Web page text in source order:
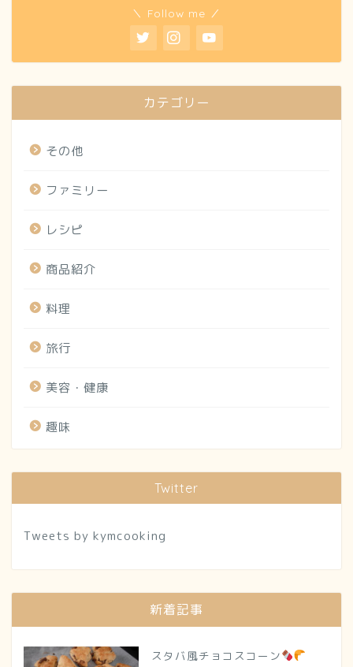
＼ Follow me ／
カテゴリー
その他
ファミリー
レシピ
商品紹介
料理
旅行
美容・健康
趣味
Twitter
Tweets by kymcooking
新着記事
スタバ風チョコスコーン